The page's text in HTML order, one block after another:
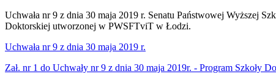
Uchwała nr 9 z dnia 30 maja 2019 r. Senatu Państwowej Wyższej
Doktorskiej utworzonej w PWSFTviT w Łodzi.
Uchwała nr 9 z dnia 30 maja 2019 r.
Zał. nr 1 do Uchwały nr 9 z dnia 30 maja 2019r. - Program Szkoły